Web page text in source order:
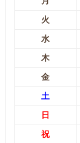
火
水
木
金
土
日
祝